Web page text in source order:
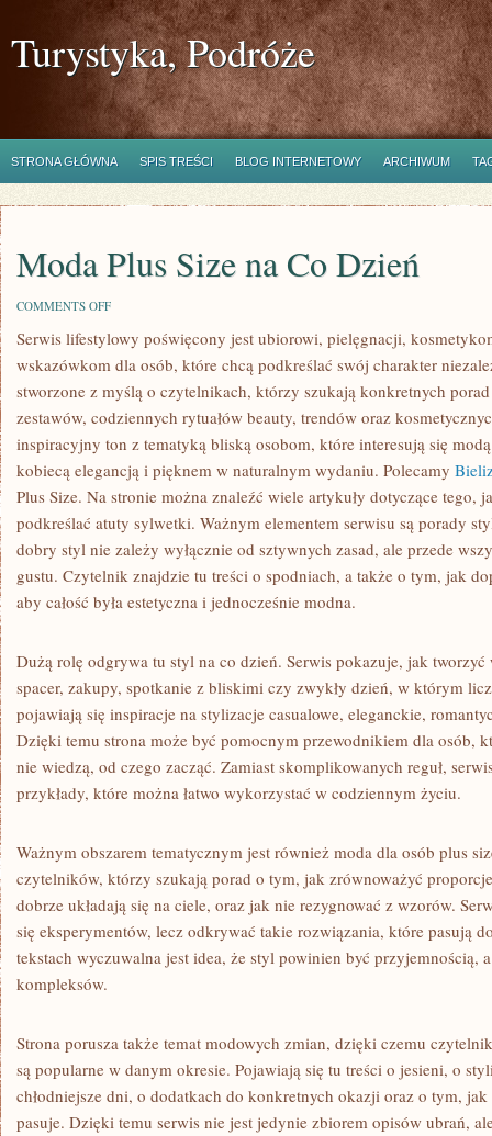
Turystyka, Podróże
STRONA GŁÓWNA SPIS TREŚCI BLOG INTERNETOWY ARCHIWUM
Moda Plus Size na Co Dzień
COMMENTS OFFON
PLUS
SIZE
NA
CO
DZIEŃ
Serwis lifestylowy poświęcony jest ubiorowi, pielęgnacji,
wskazówkom dla osób, które chcą podkreślać swój charakter
stworzone z myślą o czytelnikach, którzy szukają konkretnych
zestawów, codziennych rytuałów beauty, trendów oraz
inspiracyjny ton z tematyką bliską osobom, które interesują się
kobiecą elegancją i pięknem w naturalnym wydaniu. Polecamy
Plus Size. Na stronie można znaleźć wiele artykuły dotyczące tego,
podkreślać atuty sylwetki. Ważnym elementem serwisu są porady
dobry styl nie zależy wyłącznie od sztywnych zasad, ale przede
gustu. Czytelnik znajdzie tu treści o spodniach, a także o tym, jak
aby całość była estetyczna i jednocześnie modna.
Dużą rolę odgrywa tu styl na co dzień. Serwis pokazuje, jak tworzyć
spacer, zakupy, spotkanie z bliskimi czy zwykły dzień, w którym
pojawiają się inspiracje na stylizacje casualowe, eleganckie,
Dzięki temu strona może być pomocnym przewodnikiem dla osób,
nie wiedzą, od czego zacząć. Zamiast skomplikowanych reguł,
przykłady, które można łatwo wykorzystać w codziennym życiu.
Ważnym obszarem tematycznym jest również moda dla osób plus
czytelników, którzy szukają porad o tym, jak zrównoważyć
dobrze układają się na ciele, oraz jak nie rezygnować z wzorów.
się eksperymentów, lecz odkrywać takie rozwiązania, które pasują
tekstach wyczuwalna jest idea, że styl powinien być przyjemnością,
kompleksów.
Strona porusza także temat modowych zmian, dzięki czemu
są popularne w danym okresie. Pojawiają się tu treści o jesieni, o
chłodniejsze dni, o dodatkach do konkretnych okazji oraz o tym,
pasuje. Dzięki temu serwis nie jest jedynie zbiorem opisów ubrań,